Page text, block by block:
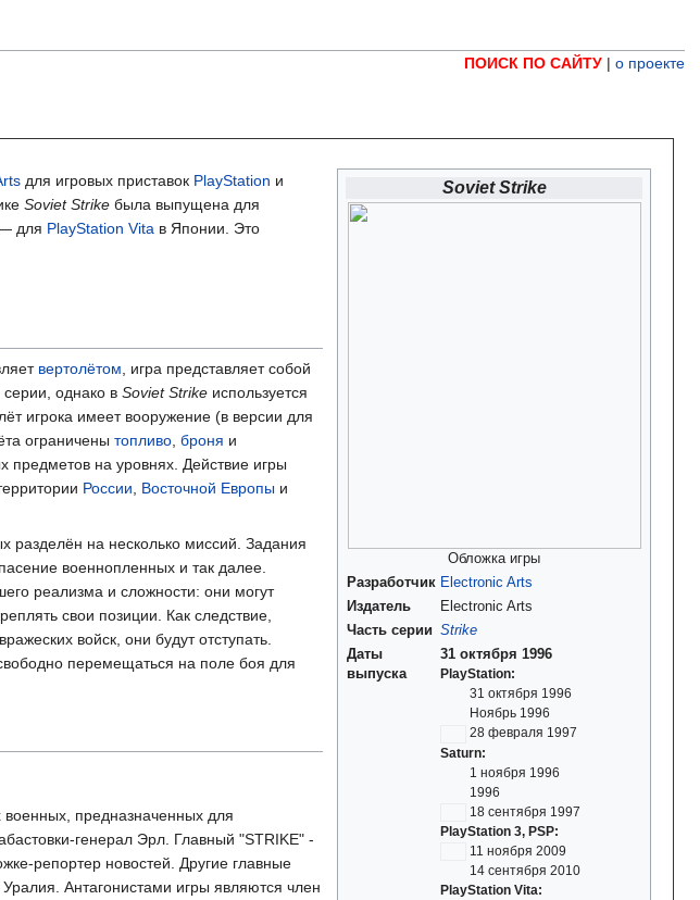
ПОИСК ПО САЙТУ | о проекте
Soviet Strike
Обложка игры
Разработчик Electronic Arts
Издатель
Electronic Arts
Часть серии Strike
Даты
выпуска
31 октября 1996
PlayStation
31 октября 1996
Ноябрь 1996
28 февраля 1997
Saturn
1 ноября 1996
1996
18 сентября 1997
PlayStation 3, PSP
11 ноября 2009
14 сентября 2010
PlayStation Vita
для игровых приставок PlayStation и
Soviet Strike была выпущена для
— для PlayStation Vita в Японии. Это
вертолётом , игра представляет собой
однако в Soviet Strikeиспользуется
игрока имеет вооружение (в версии для
ограничены топливо, броня и
на уровнях. Действие игры
России Восточной Европыи
разделён на несколько миссий. Задания
военнопленных и так далее.
реализма и сложности: они могут
свои позиции. Как следствие,
войск, они будут отступать.
перемещаться на поле боя для
предназначенных для
генерал Эрл. Главный "STRIKE" -
репортер новостей. Другие главные
Антагонистами игры являются член